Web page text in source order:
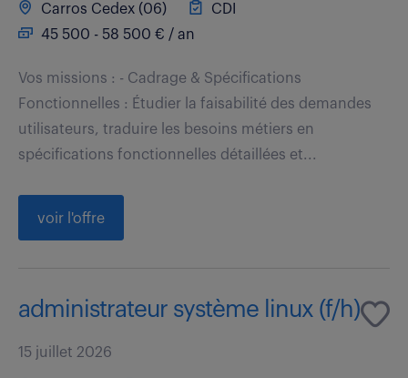
Carros Cedex (06)
CDI
45 500 - 58 500 € / an
Vos missions : - Cadrage & Spécifications
Fonctionnelles : Étudier la faisabilité des demandes
utilisateurs, traduire les besoins métiers en
spécifications fonctionnelles détaillées et...
voir l'offre
administrateur système linux (f/h)
15 juillet 2026